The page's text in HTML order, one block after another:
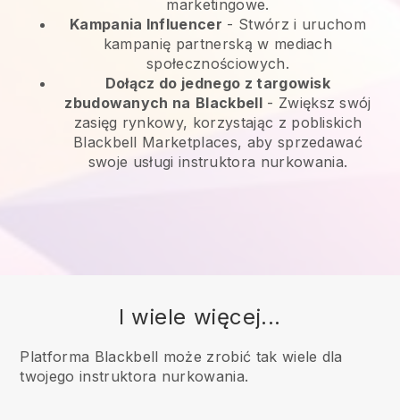
marketingowe.
Kampania Influencer - Stwórz i uruchom
kampanię partnerską w mediach
społecznościowych.
Dołącz do jednego z targowisk
zbudowanych na Blackbell- Zwiększ swój
zasięg rynkowy, korzystając z pobliskich
Blackbell Marketplaces, aby sprzedawać
swoje usługi instruktora nurkowania.
I wiele więcej...
Platforma Blackbell może zrobić tak wiele dla
twojego instruktora nurkowania.